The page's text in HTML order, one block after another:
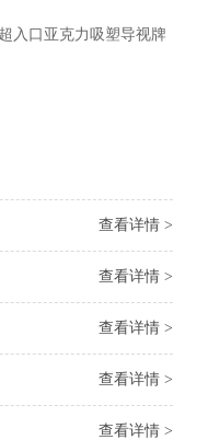
入口亚克力吸塑导视牌
查看详情 >
查看详情 >
查看详情 >
查看详情 >
查看详情 >